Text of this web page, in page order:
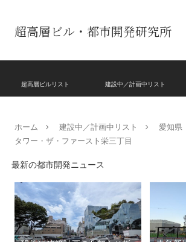
超高層ビル・都市開発研究所
超高層ビルリスト 建設中／計画中リスト
ホーム 建設中／計画中リスト 愛知県
タワー・ザ・ファースト栄三丁目
最新の都市開発ニュース